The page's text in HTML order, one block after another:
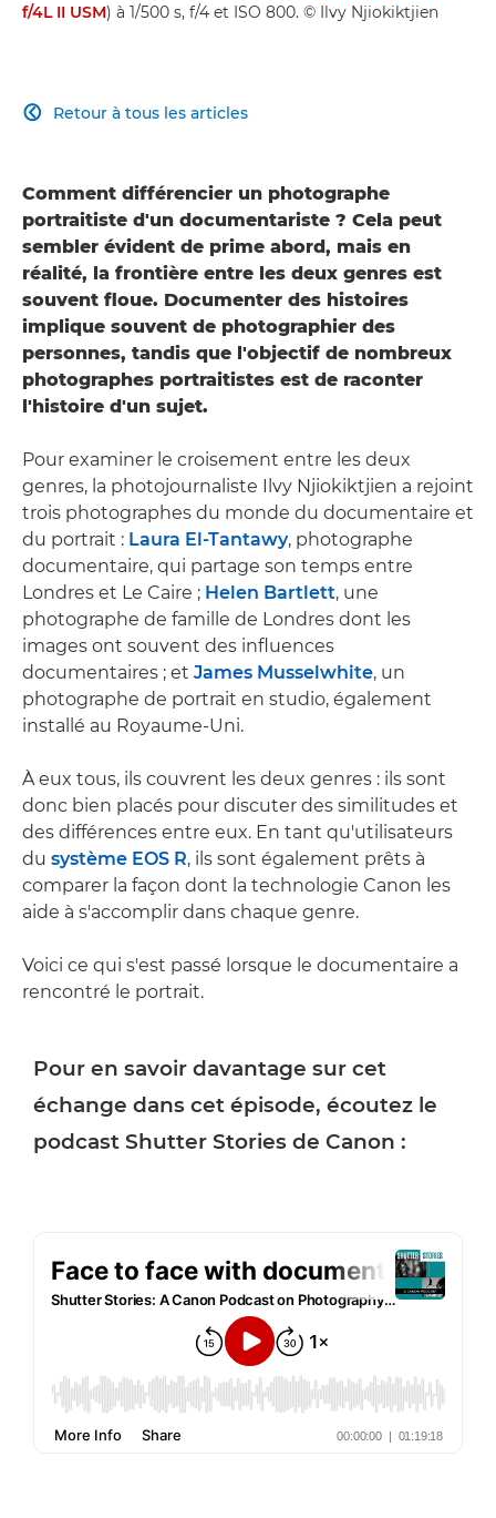
f/4L II USM) à 1/500 s, f/4 et ISO 800. © Ilvy Njiokiktjien
Retour à tous les articles

Comment différencier un photographe
portraitiste d'un documentariste ? Cela peut
sembler évident de prime abord, mais en
réalité, la frontière entre les deux genres est
souvent floue. Documenter des histoires
implique souvent de photographier des
personnes, tandis que l'objectif de nombreux
photographes portraitistes est de raconter
l'histoire d'un sujet.
Pour examiner le croisement entre les deux
genres, la photojournaliste Ilvy Njiokiktjien a rejoint
trois photographes du monde du documentaire et
du portrait : Laura El-Tantawy, photographe
documentaire, qui partage son temps entre
Londres et Le Caire ; Helen Bartlett, une
photographe de famille de Londres dont les
images ont souvent des influences
documentaires ; et James Musselwhite, un
photographe de portrait en studio, également
installé au Royaume-Uni.
À eux tous, ils couvrent les deux genres : ils sont
donc bien placés pour discuter des similitudes et
des différences entre eux. En tant qu'utilisateurs
du système EOS R, ils sont également prêts à
comparer la façon dont la technologie Canon les
aide à s'accomplir dans chaque genre.
Voici ce qui s'est passé lorsque le documentaire a
rencontré le portrait.
Pour en savoir davantage sur cet
échange dans cet épisode, écoutez le
podcast Shutter Stories de Canon :